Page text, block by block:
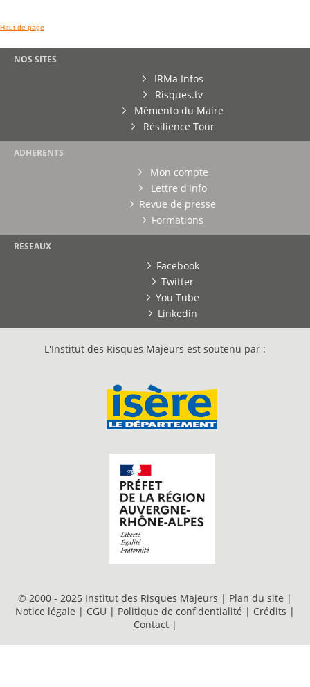
Haut de page
NOS SITES
IRMa Infos
Risques.tv
Mémento du Maire
Résilience Tour
ADHERENTS
Mon compte
Lettre d'info
Revue de presse
Formations
RESEAUX
Facebook
Twitter
You Tube
Linkedin
L'Institut des Risques Majeurs est soutenu par :
© 2000 - 2025 Institut des Risques Majeurs | Plan du site |
Notice légale | CGU | Politique de confidentialité | Crédits |
Contact |